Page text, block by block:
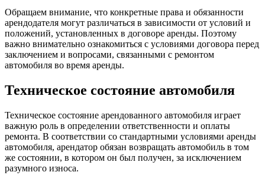
Обращаем внимание, что конкретные права и обязанности
арендодателя могут различаться в зависимости от условий и
положений, установленных в договоре аренды. Поэтому
важно внимательно ознакомиться с условиями договора перед
заключением и вопросами, связанными с ремонтом
автомобиля во время аренды.
Техническое состояние автомобиля
Техническое состояние арендованного автомобиля играет
важную роль в определении ответственности и оплаты
ремонта. В соответствии со стандартными условиями аренды
автомобиля, арендатор обязан возвращать автомобиль в том
же состоянии, в котором он был получен, за исключением
разумного износа.